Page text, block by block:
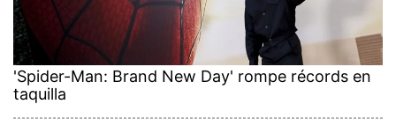
'Spider-Man: Brand New Day' rompe récords en
taquilla